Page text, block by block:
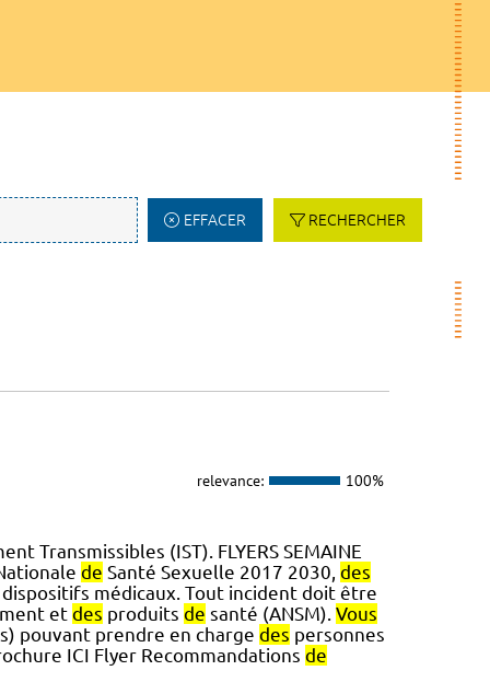
EFFACER RECHERCHER
relevance: 100%
Transmissibles (IST). FLYERS SEMAINE
de Santé Sexuelle 2017 2030, des
médicaux. Tout incident doit être
et des produits de santé (ANSM). Vous
pouvant prendre en charge des personnes
ICI Flyer Recommandations de